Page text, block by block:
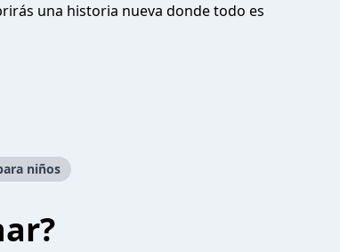
una historia nueva donde todo es
niños